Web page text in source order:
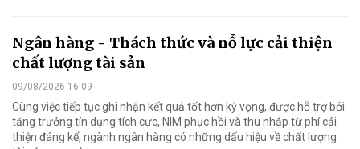
Ngân hàng - Thách thức và nỗ lực cải thiện
chất lượng tài sản
09/08/2026 16:09
Cùng việc tiếp tục ghi nhận kết quả tốt hơn kỳ vọng, được hỗ trợ bởi
tăng trưởng tín dụng tích cực, NIM phục hồi và thu nhập từ phí cải
thiện đáng kể, ngành ngân hàng có những dấu hiệu về chất lượng